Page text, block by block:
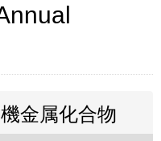
金属化合物